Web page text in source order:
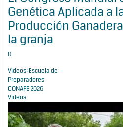
Genética Aplicada a
Producción
la granja
0
Vídeos: Escuela de
Preparadores
CONAFE 2026
Vídeos